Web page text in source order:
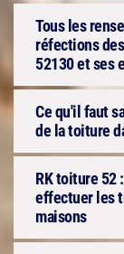
Tous les
réfections
52130 et ses
Ce qu'il faut
de la toiture
RK toiture 52
effectuer les
maisons